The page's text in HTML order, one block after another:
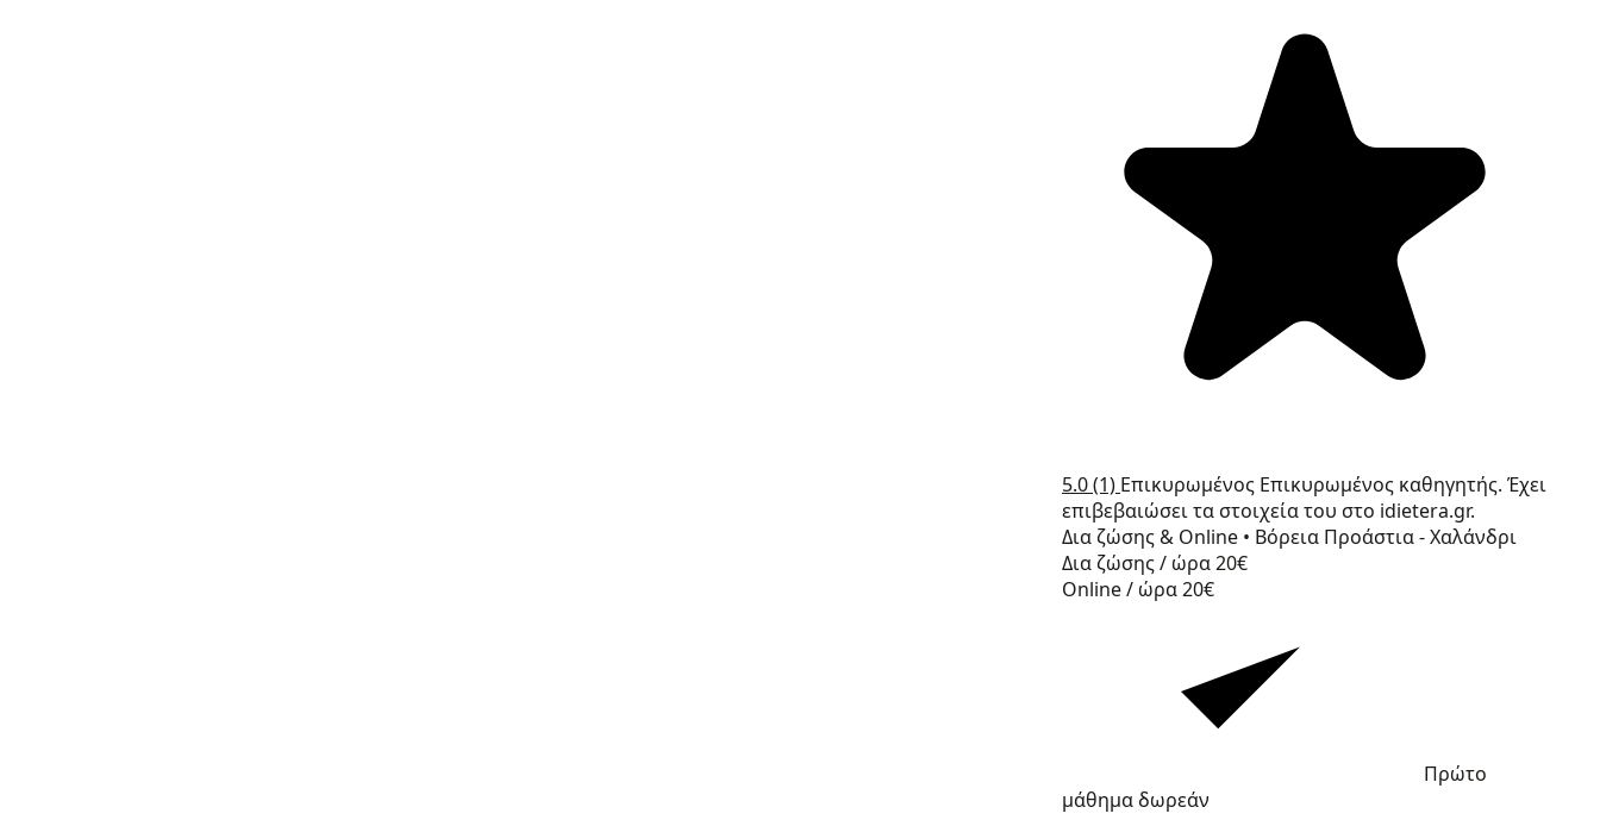
5.0(1) Επικυρωμένος Επικυρωμένος καθηγητής. Έχει
επιβεβαιώσει τα στοιχεία του στο idietera.gr.
Δια ζώσης & Online • Βόρεια Προάστια - Χαλάνδρι
Δια ζώσης / ώρα20€
Online / ώρα20€
Πρώτο
μάθημα δωρεάν